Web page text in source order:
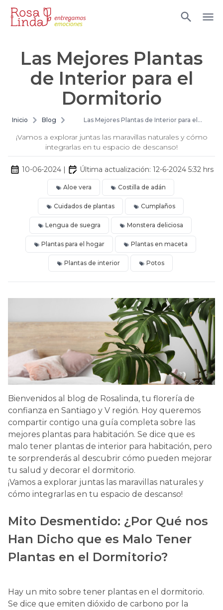
Las Mejores Plantas
de Interior para el
Dormitorio
Inicio Blog
Las Mejores Plantas de Interior para el
¡Vamos a explorar juntas las maravillas naturales y cómo
integrarlas en tu espacio de descanso!
10-06-2024| Última actualización: 12-6-2024 5:32hrs
Aloe vera Costilla de adán
Cuidados de plantas Cumplaños
Lengua de suegra Monstera deliciosa
Plantas para el hogar Plantas en maceta
Plantas de interior Potos
Bienvenidos al blog de Rosalinda, tu florería de
confianza en Santiago y V región. Hoy queremos
compartir contigo una guía completa sobre las
mejores plantas para habitación. Se dice que es
malo tener plantas de interior para habitación, pero
te sorprenderás al descubrir cómo pueden mejorar
tu salud y decorar el dormitorio.
¡Vamos a explorar juntas las maravillas naturales y
cómo integrarlas en tu espacio de descanso!
Mito Desmentido: ¿Por Qué nos
Han Dicho que es Malo Tener
Plantas en el Dormitorio?
Hay un mito sobre tener plantas en el dormitorio.
Se dice que emiten dióxido de carbono por la